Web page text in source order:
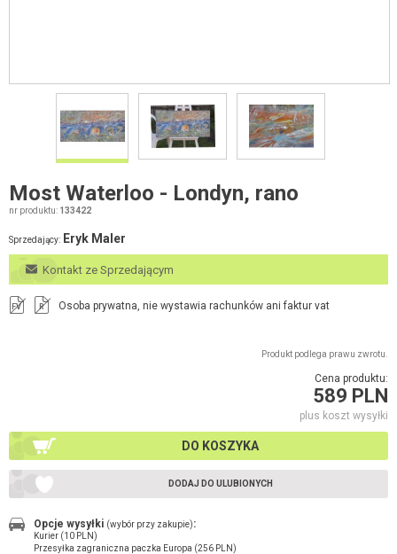
Most Waterloo - Londyn, rano
nr produktu: 133422
Sprzedający: Eryk Maler
Kontakt ze Sprzedającym
FV R Osoba prywatna, nie wystawia rachunków ani faktur vat
Produkt podlega prawu zwrotu.
Cena produktu:
589 PLN
plus koszt wysyłki
DO KOSZYKA
DODAJ DO ULUBIONYCH
Opcje wysyłki (wybór przy zakupie):
Kurier (10 PLN)
Przesyłka zagraniczna paczka Europa (256 PLN)